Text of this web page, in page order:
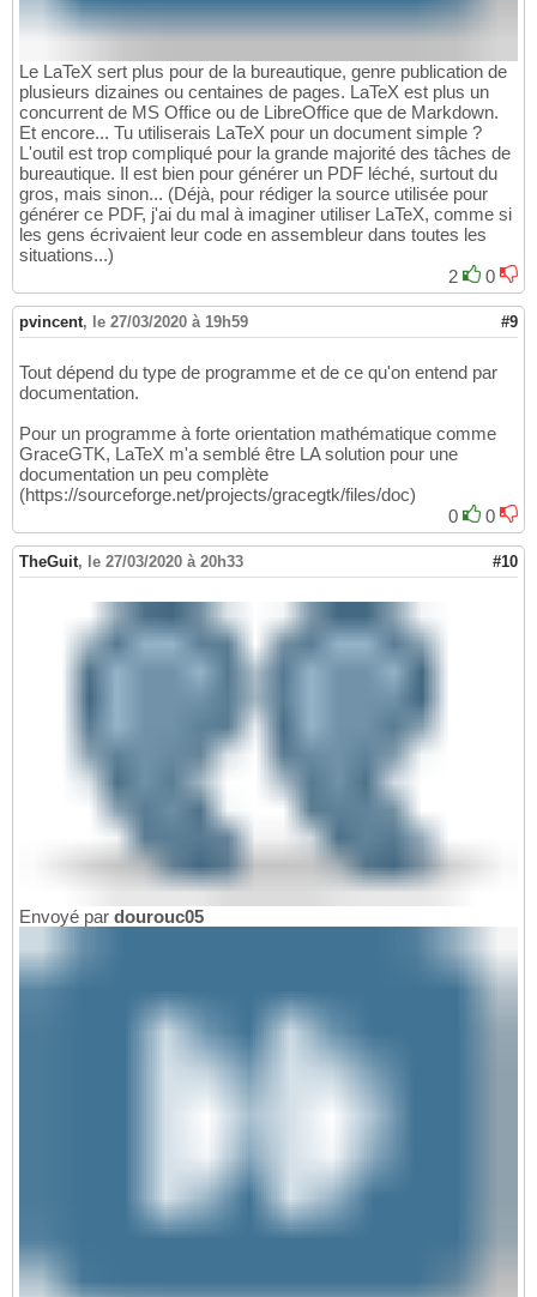
Le LaTeX sert plus pour de la bureautique, genre publication de
plusieurs dizaines ou centaines de pages. LaTeX est plus un
concurrent de MS Office ou de LibreOffice que de Markdown.
Et encore... Tu utiliserais LaTeX pour un document simple ?
L'outil est trop compliqué pour la grande majorité des tâches de
bureautique. Il est bien pour générer un PDF léché, surtout du
gros, mais sinon... (Déjà, pour rédiger la source utilisée pour
générer ce PDF, j'ai du mal à imaginer utiliser LaTeX, comme si
les gens écrivaient leur code en assembleur dans toutes les
situations...)
2
0
pvincent, le 27/03/2020 à 19h59 #9
Tout dépend du type de programme et de ce qu'on entend par
documentation.
Pour un programme à forte orientation mathématique comme
GraceGTK, LaTeX m'a semblé être LA solution pour une
documentation un peu complète
(https://sourceforge.net/projects/gracegtk/files/doc)
0
0
TheGuit, le 27/03/2020 à 20h33 #10
Envoyé par dourouc05